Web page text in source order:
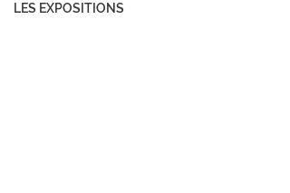
LES EXPOSITIONS